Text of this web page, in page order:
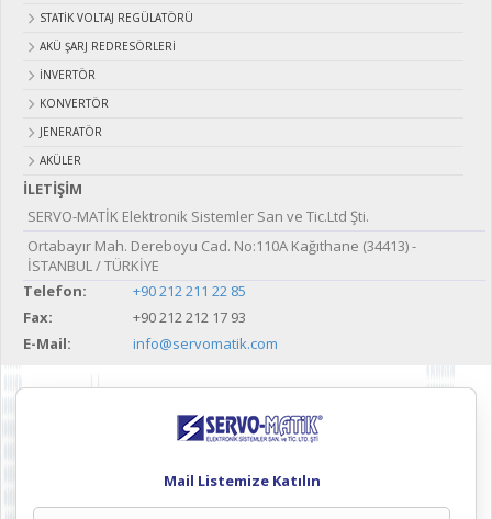
STATİK VOLTAJ REGÜLATÖRÜ
AKÜ ŞARJ REDRESÖRLERİ
İNVERTÖR
KONVERTÖR
JENERATÖR
AKÜLER
İLETİŞİM
SERVO-MATİK Elektronik Sistemler San ve Tic.Ltd Şti.
Ortabayır Mah. Dereboyu Cad. No:110A Kağıthane (34413) -
İSTANBUL / TÜRKİYE
Telefon:
+90 212 211 22 85
Fax:
+90 212 212 17 93
E-Mail:
info@servomatik.com
Mail Listemize Katılın